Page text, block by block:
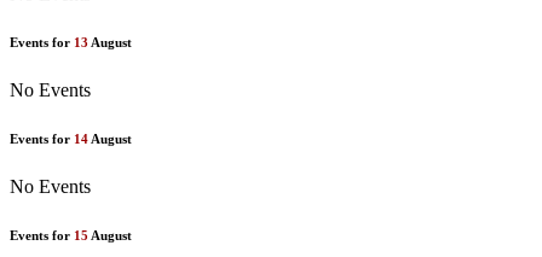
Events for 13 August
No Events
Events for 14 August
No Events
Events for 15 August